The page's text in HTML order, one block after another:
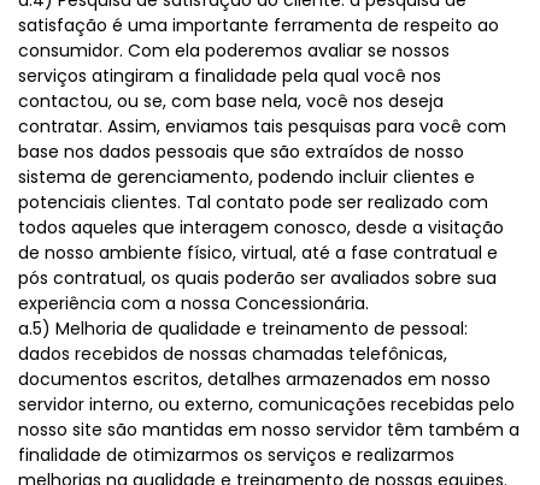
satisfação é uma importante ferramenta de respeito ao
consumidor. Com ela poderemos avaliar se nossos
serviços atingiram a finalidade pela qual você nos
contactou, ou se, com base nela, você nos deseja
contratar. Assim, enviamos tais pesquisas para você com
base nos dados pessoais que são extraídos de nosso
sistema de gerenciamento, podendo incluir clientes e
potenciais clientes. Tal contato pode ser realizado com
todos aqueles que interagem conosco, desde a visitação
de nosso ambiente físico, virtual, até a fase contratual e
pós contratual, os quais poderão ser avaliados sobre sua
experiência com a nossa Concessionária.
a.5) Melhoria de qualidade e treinamento de pessoal:
dados recebidos de nossas chamadas telefônicas,
documentos escritos, detalhes armazenados em nosso
servidor interno, ou externo, comunicações recebidas pelo
nosso site são mantidas em nosso servidor têm também a
finalidade de otimizarmos os serviços e realizarmos
melhorias na qualidade e treinamento de nossas equipes.